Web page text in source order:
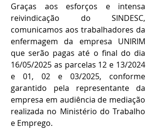
Graças aos esforços e intensa
reivindicação do SINDESC,
comunicamos aos trabalhadores da
enfermagem da empresa UNIRIM
que serão pagas até o final do dia
16/05/2025 as parcelas 12 e 13/2024
e 01, 02 e 03/2025, conforme
garantido pela representante da
empresa em audiência de mediação
realizada no Ministério do Trabalho
e Emprego.